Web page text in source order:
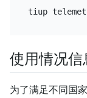
使用情况信
为了满足不同国